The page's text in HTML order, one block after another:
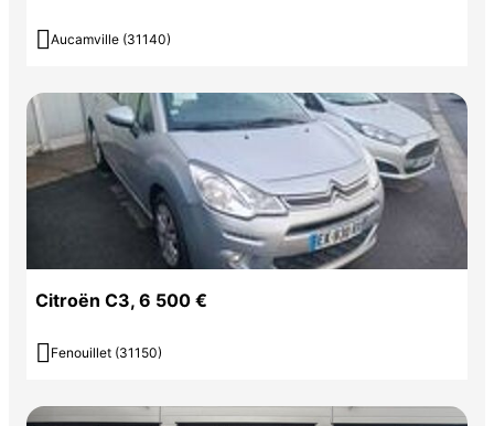
 Aucamville (31140)
Citroën C3, 6 500 €
 Fenouillet (31150)